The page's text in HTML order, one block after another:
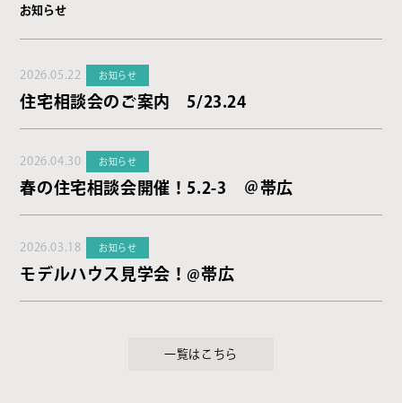
お知らせ
2026.05.22 お知らせ
住宅相談会のご案内 5/23.24
2026.04.30 お知らせ
春の住宅相談会開催！5.2-3 ＠帯広
2026.03.18 お知らせ
モデルハウス見学会！@帯広
一覧はこちら